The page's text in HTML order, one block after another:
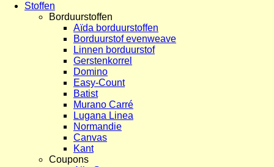
Stoffen
Borduurstoffen
Aïda borduurstoffen
Borduurstof evenweave
Linnen borduurstof
Gerstenkorrel
Domino
Easy-Count
Batist
Murano Carré
Lugana Linea
Normandie
Canvas
Kant
Coupons